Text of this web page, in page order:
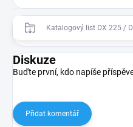
Katalogový list DX 225 /
Diskuze
Buďte první, kdo napíše
Přidat komentář